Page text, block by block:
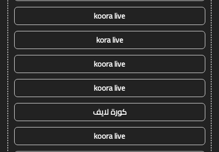
koora live
kora live
koora live
koora live
كورة لايف
koora live